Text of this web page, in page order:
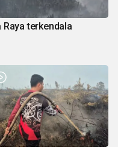
terkendala